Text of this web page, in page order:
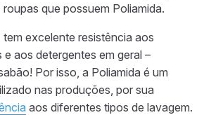
que possuem Poliamida.
tem excelente resistência aos
aos detergentes em geral –
Por isso, a Poliamida é um
nas produções, por sua
aos diferentes tipos de lavagem.